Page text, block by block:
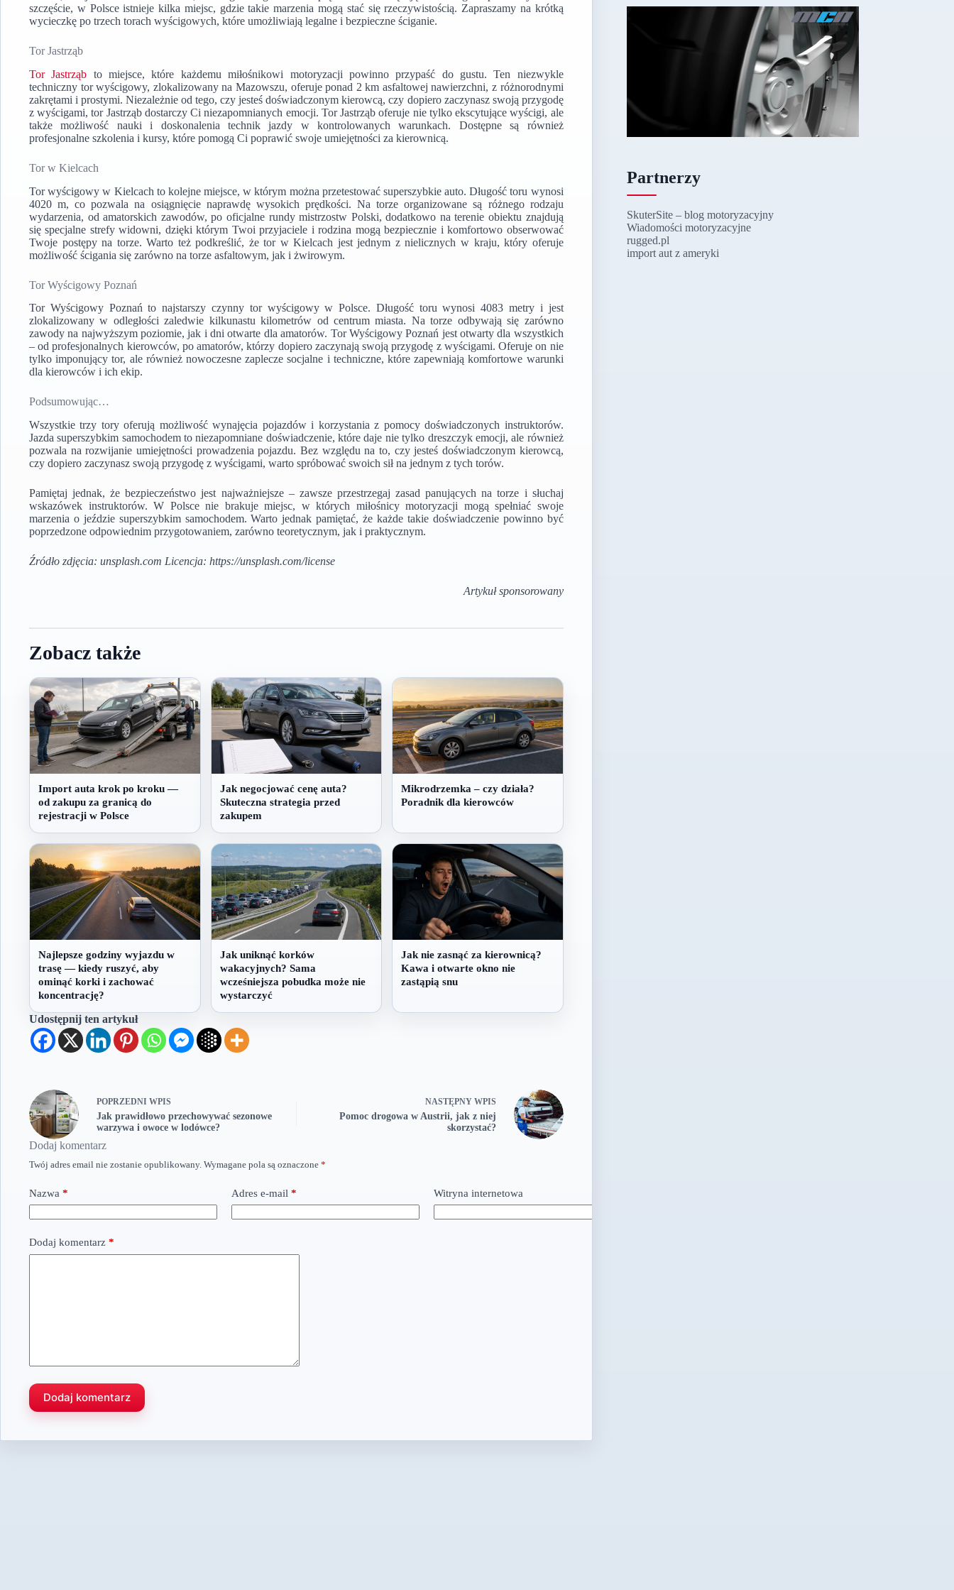
szczęście, w Polsce istnieje kilka miejsc, gdzie takie marzenia mogą stać się rzeczywistością. Zapraszamy na krótką
wycieczkę po trzech torach wyścigowych, które umożliwiają legalne i bezpieczne ściganie.
Tor Jastrząb
Tor Jastrząb to miejsce, które każdemu miłośnikowi motoryzacji powinno przypaść do gustu. Ten niezwykle
techniczny tor wyścigowy, zlokalizowany na Mazowszu, oferuje ponad 2 km asfaltowej nawierzchni, z różnorodnymi
zakrętami i prostymi. Niezależnie od tego, czy jesteś doświadczonym kierowcą, czy dopiero zaczynasz swoją przygodę
z wyścigami, tor Jastrząb dostarczy Ci niezapomnianych emocji. Tor Jastrząb oferuje nie tylko ekscytujące wyścigi, ale
także możliwość nauki i doskonalenia technik jazdy w kontrolowanych warunkach. Dostępne są również
profesjonalne szkolenia i kursy, które pomogą Ci poprawić swoje umiejętności za kierownicą.
Tor w Kielcach
Tor wyścigowy w Kielcach to kolejne miejsce, w którym można przetestować superszybkie auto. Długość toru wynosi
4020 m, co pozwala na osiągnięcie naprawdę wysokich prędkości. Na torze organizowane są różnego rodzaju
wydarzenia, od amatorskich zawodów, po oficjalne rundy mistrzostw Polski, dodatkowo na terenie obiektu znajdują
się specjalne strefy widowni, dzięki którym Twoi przyjaciele i rodzina mogą bezpiecznie i komfortowo obserwować
Twoje postępy na torze. Warto też podkreślić, że tor w Kielcach jest jednym z nielicznych w kraju, który oferuje
możliwość ścigania się zarówno na torze asfaltowym, jak i żwirowym.
Tor Wyścigowy Poznań
Tor Wyścigowy Poznań to najstarszy czynny tor wyścigowy w Polsce. Długość toru wynosi 4083 metry i jest
zlokalizowany w odległości zaledwie kilkunastu kilometrów od centrum miasta. Na torze odbywają się zarówno
zawody na najwyższym poziomie, jak i dni otwarte dla amatorów. Tor Wyścigowy Poznań jest otwarty dla wszystkich
– od profesjonalnych kierowców, po amatorów, którzy dopiero zaczynają swoją przygodę z wyścigami. Oferuje on nie
tylko imponujący tor, ale również nowoczesne zaplecze socjalne i techniczne, które zapewniają komfortowe warunki
dla kierowców i ich ekip.
Podsumowując…
Wszystkie trzy tory oferują możliwość wynajęcia pojazdów i korzystania z pomocy doświadczonych instruktorów.
Jazda superszybkim samochodem to niezapomniane doświadczenie, które daje nie tylko dreszczyk emocji, ale również
pozwala na rozwijanie umiejętności prowadzenia pojazdu. Bez względu na to, czy jesteś doświadczonym kierowcą,
czy dopiero zaczynasz swoją przygodę z wyścigami, warto spróbować swoich sił na jednym z tych torów.
Pamiętaj jednak, że bezpieczeństwo jest najważniejsze – zawsze przestrzegaj zasad panujących na torze i słuchaj
wskazówek instruktorów. W Polsce nie brakuje miejsc, w których miłośnicy motoryzacji mogą spełniać swoje
marzenia o jeździe superszybkim samochodem. Warto jednak pamiętać, że każde takie doświadczenie powinno być
poprzedzone odpowiednim przygotowaniem, zarówno teoretycznym, jak i praktycznym.
Źródło zdjęcia: unsplash.com Licencja: https://unsplash.com/license
Artykuł sponsorowany
Zobacz także
Import auta krok po kroku —
od zakupu za granicą do
rejestracji w Polsce
Jak negocjować cenę auta?
Skuteczna strategia przed
zakupem
Mikrodrzemka – czy działa?
Poradnik dla kierowców
Najlepsze godziny wyjazdu w
trasę — kiedy ruszyć, aby
ominąć korki i zachować
koncentrację?
Jak uniknąć korków
wakacyjnych? Sama
wcześniejsza pobudka może nie
wystarczyć
Jak nie zasnąć za kierownicą?
Kawa i otwarte okno nie
zastąpią snu
Udostępnij ten artykuł
POPRZEDNI WPIS
Jak prawidłowo przechowywać sezonowe
warzywa i owoce w lodówce?
NASTĘPNY WPIS
Pomoc drogowa w Austrii, jak z niej
skorzystać?
Dodaj komentarz
Twój adres email nie zostanie opublikowany. Wymagane pola są oznaczone *
Nazwa * Adres e-mail * Witryna internetowa
Dodaj komentarz *
Dodaj komentarz
Partnerzy
SkuterSite – blog motoryzacyjny
Wiadomości motoryzacyjne
rugged.pl
import aut z ameryki